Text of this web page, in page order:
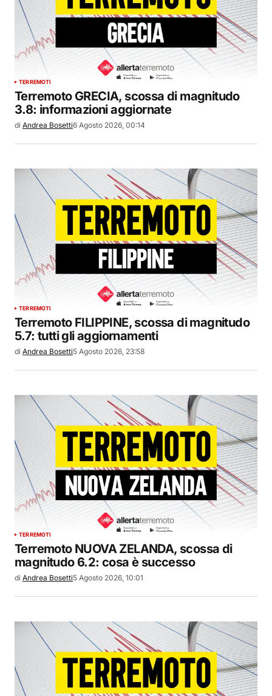
TERREMOTI
Terremoto GRECIA, scossa di magnitudo
3.8: informazioni aggiornate
di Andrea Bosetti6 Agosto 2026, 00:14
TERREMOTI
Terremoto FILIPPINE, scossa di magnitudo
5.7: tutti gli aggiornamenti
di Andrea Bosetti5 Agosto 2026, 23:58
TERREMOTI
Terremoto NUOVA ZELANDA, scossa di
magnitudo 6.2: cosa è successo
di Andrea Bosetti5 Agosto 2026, 10:01